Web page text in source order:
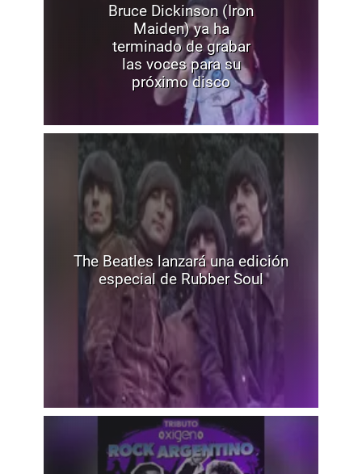
Bruce Dickinson (Iron
Maiden) ya ha
terminado de grabar
las voces para su
próximo disco
The Beatles lanzará una edición
especial de Rubber Soul